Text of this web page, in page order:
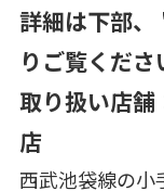
詳細は下部
りご覧くださ
取り扱い店舗
店
西武池袋線の小